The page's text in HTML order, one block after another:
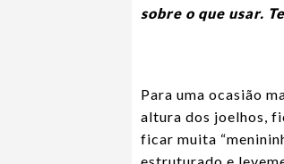
sobre o que usar.
Para uma ocasião
altura dos joelhos,
ficar muita